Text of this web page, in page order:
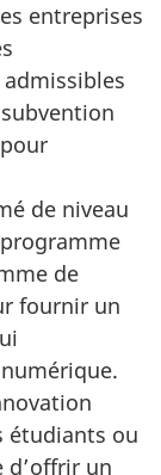
entreprises
de niveau
de
fournir un
étudiants ou
d’offrir un